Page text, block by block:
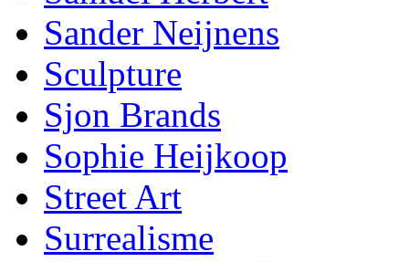
Sander Neijnens
Sculpture
Sjon Brands
Sophie Heijkoop
Street Art
Surrealisme